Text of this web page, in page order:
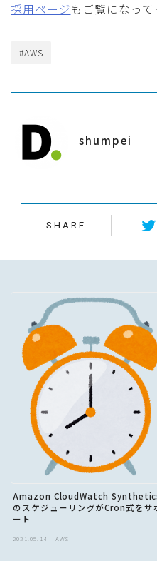
採用ページもご覧になって
#AWS
shumpei
SHARE
Amazon CloudWatch
のスケジューリングがCron式をサ
ート
2021.05.14 AWS